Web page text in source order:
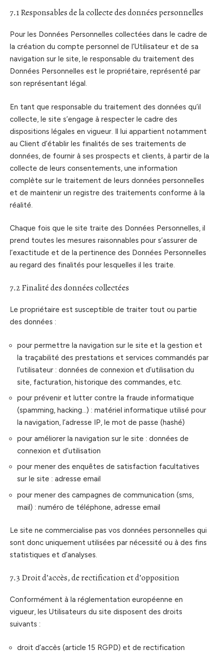
7.1 Responsables de la collecte des données personnelles
Pour les Données Personnelles collectées dans le cadre de
la création du compte personnel de l’Utilisateur et de sa
navigation sur le site, le responsable du traitement des
Données Personnelles est le propriétaire, représenté par
son représentant légal.
En tant que responsable du traitement des données qu’il
collecte, le site s’engage à respecter le cadre des
dispositions légales en vigueur. Il lui appartient notamment
au Client d’établir les finalités de ses traitements de
données, de fournir à ses prospects et clients, à partir de la
collecte de leurs consentements, une information
complète sur le traitement de leurs données personnelles
et de maintenir un registre des traitements conforme à la
réalité.
Chaque fois que le site traite des Données Personnelles, il
prend toutes les mesures raisonnables pour s’assurer de
l’exactitude et de la pertinence des Données Personnelles
au regard des finalités pour lesquelles il les traite.
7.2 Finalité des données collectées
Le propriétaire est susceptible de traiter tout ou partie
des données :
pour permettre la navigation sur le site et la gestion et
la traçabilité des prestations et services commandés par
l’utilisateur : données de connexion et d’utilisation du
site, facturation, historique des commandes, etc.
pour prévenir et lutter contre la fraude informatique
(spamming, hacking…) : matériel informatique utilisé pour
la navigation, l’adresse IP, le mot de passe (hashé)
pour améliorer la navigation sur le site : données de
connexion et d’utilisation
pour mener des enquêtes de satisfaction facultatives
sur le site : adresse email
pour mener des campagnes de communication (sms,
mail) : numéro de téléphone, adresse email
Le site ne commercialise pas vos données personnelles qui
sont donc uniquement utilisées par nécessité ou à des fins
statistiques et d’analyses.
7.3 Droit d’accès, de rectification et d’opposition
Conformément à la réglementation européenne en
vigueur, les Utilisateurs du site disposent des droits
suivants :
droit d’accès (article 15 RGPD) et de rectification